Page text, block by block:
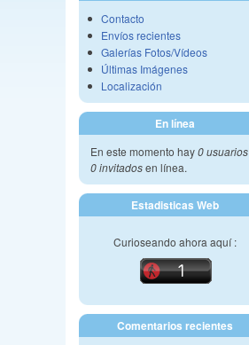
Contacto
Envíos recientes
Galerías Fotos/Vídeos
Últimas Imágenes
Localización
En línea
En este momento hay0 usuarios
0 invitadosen línea.
Estadisticas Web
Curioseando ahora aquí :
Comentarios recientes